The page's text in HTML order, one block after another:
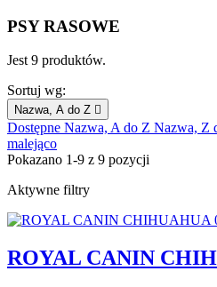
PSY RASOWE
Jest 9 produktów.
Sortuj wg:
Nazwa, A do Z 
Dostępne Nazwa, A do Z Nazwa, Z
malejąco
Pokazano 1-9 z 9 pozycji
Aktywne filtry
ROYAL CANIN